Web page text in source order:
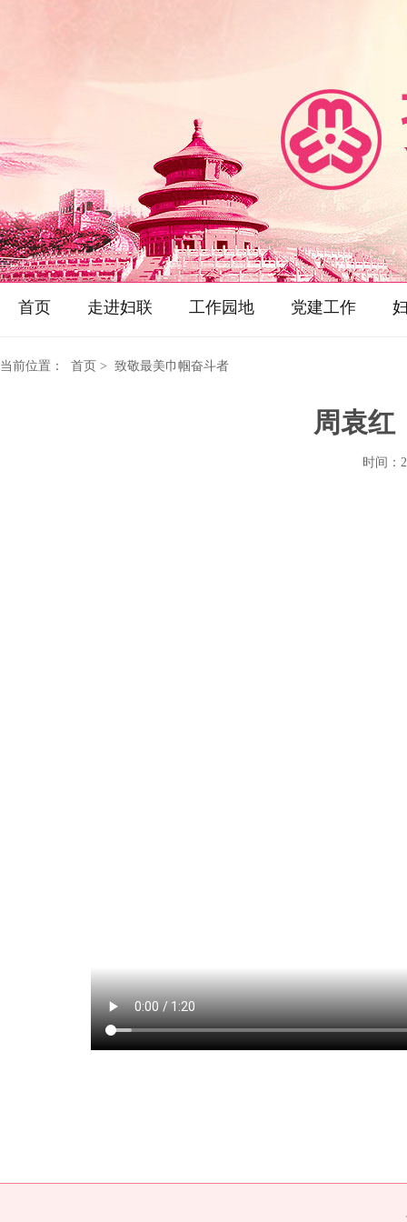
首页 走进妇联 工作园地 党建工作
当前位置： 首页 > 致敬最美巾帼奋斗者
周袁红
时间：